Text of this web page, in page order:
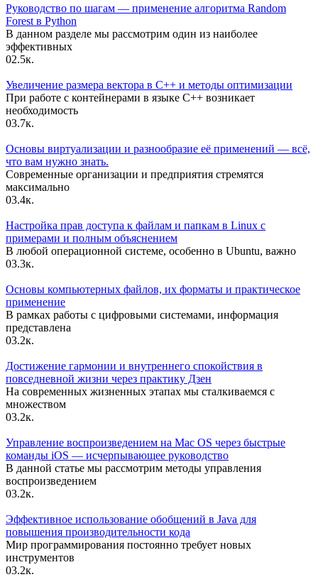
Руководство по шагам — применение алгоритма Random
Forest в Python
В данном разделе мы рассмотрим один из наиболее
эффективных
02.5к.
Увеличение размера вектора в C++ и методы оптимизации
При работе с контейнерами в языке C++ возникает
необходимость
03.7к.
Основы виртуализации и разнообразие её применений — всё,
что вам нужно знать.
Современные организации и предприятия стремятся
максимально
03.4к.
Настройка прав доступа к файлам и папкам в Linux с
примерами и полным объяснением
В любой операционной системе, особенно в Ubuntu, важно
03.3к.
Основы компьютерных файлов, их форматы и практическое
применение
В рамках работы с цифровыми системами, информация
представлена
03.2к.
Достижение гармонии и внутреннего спокойствия в
повседневной жизни через практику Дзен
На современных жизненных этапах мы сталкиваемся с
множеством
03.2к.
Управление воспроизведением на Mac OS через быстрые
команды iOS — исчерпывающее руководство
В данной статье мы рассмотрим методы управления
воспроизведением
03.2к.
Эффективное использование обобщений в Java для
повышения производительности кода
Мир программирования постоянно требует новых
инструментов
03.2к.